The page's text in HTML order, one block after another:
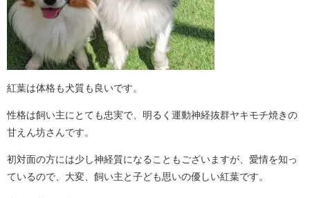
紅葉は体格も犬質も良いです。
性格は飼い主にとても忠実で、明るく運動神経抜群ヤキモチ焼きの
甘えん坊さんです。
初対面の方には少し神経質になることもございますが、愛情を知っ
ているので、大変、飼い主と子ども思いの優しい紅葉です。